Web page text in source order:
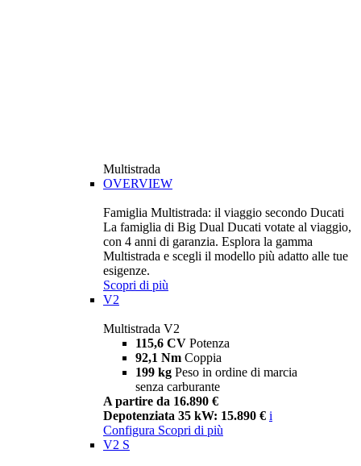
Multistrada
OVERVIEW
Famiglia Multistrada: il viaggio secondo Ducati
La famiglia di Big Dual Ducati votate al viaggio,
con 4 anni di garanzia. Esplora la gamma
Multistrada e scegli il modello più adatto alle tue
esigenze.
Scopri di più
V2
Multistrada V2
115,6 CV Potenza
92,1 Nm Coppia
199 kg Peso in ordine di marcia
senza carburante
A partire da 16.890 €
Depotenziata 35 kW: 15.890 € i
Configura Scopri di più
V2 S